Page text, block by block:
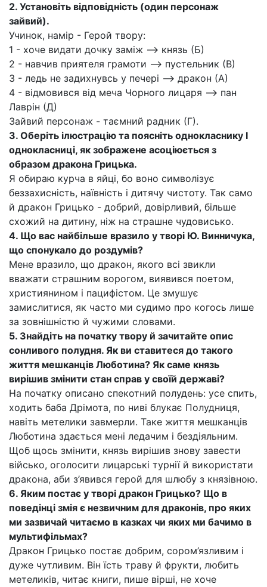
2. Установіть відповідність (один персонаж
зайвий).
Учинок, намір - Герой твору:
1 - хоче видати дочку заміж —> князь (Б)
2 - навчив приятеля грамоти —> пустельник (В)
З - ледь не задихнувсь у печері —> дракон (А)
4 - відмовився від меча Чорного лицаря —> пан
Лаврін (Д)
Зайвий персонаж - таємний радник (Г).
3. Оберіть ілюстрацію та поясніть однокласнику І
однокласниці, як зображене асоціюється з
образом дракона Грицька.
Я обираю курча в яйці, бо воно символізує
беззахисність, наївність і дитячу чистоту. Так само
й дракон Грицько - добрий, довірливий, більше
схожий на дитину, ніж на страшне чудовисько.
4. Що вас найбільше вразило у творі Ю. Винничука,
що спонукало до роздумів?
Мене вразило, що дракон, якого всі звикли
вважати страшним ворогом, виявився поетом,
християнином і пацифістом. Це змушує
замислитися, як часто ми судимо про когось лише
за зовнішністю й чужими словами.
5. Знайдіть на початку твору й зачитайте опис
сонливого полудня. Як ви ставитеся до такого
життя мешканців Люботина? Як саме князь
вирішив змінити стан справ у своїй державі?
На початку описано спекотний полудень: усе спить,
ходить баба Дрімота, по ниві блукає Полудниця,
навіть метелики завмерли. Таке життя мешканців
Люботина здається мені ледачим і бездіяльним.
Щоб щось змінити, князь вирішив знову завести
військо, оголосити лицарські турнії й використати
дракона, аби з’явився герой для шлюбу з князівною.
6. Яким постає у творі дракон Грицько? Що в
поведінці змія є незвичним для драконів, про яких
ми зазвичай читаємо в казках чи яких ми бачимо в
мультифільмах?
Дракон Грицько постає добрим, сором’язливим і
дуже чутливим. Він їсть траву й фрукти, любить
метеликів, читає книги, пише вірші, не хоче